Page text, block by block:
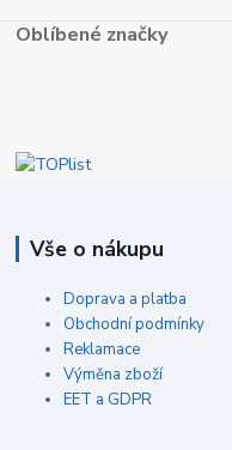
Oblíbené značky
Vše o nákupu
Doprava a platba
Obchodní podmínky
Reklamace
Výměna zboží
EET a GDPR